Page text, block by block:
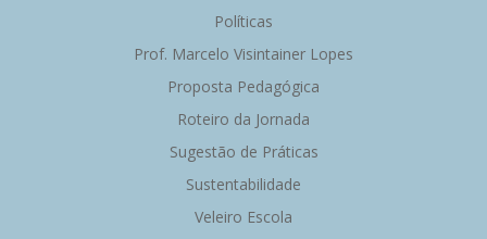
Políticas
Prof. Marcelo Visintainer Lopes
Proposta Pedagógica
Roteiro da Jornada
Sugestão de Práticas
Sustentabilidade
Veleiro Escola